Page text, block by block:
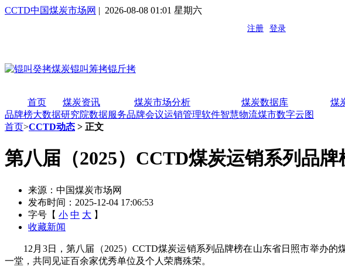
CCTD中国煤炭市场网 | 2026-08-08 01:01 星期六
首页 煤炭资讯 煤炭市场分析 煤炭数据库 煤
品牌榜大数据研究院数据服务品牌会议运销管理软件智慧物流煤市数字云图
首页>CCTD动态 > 正文
第八届（2025）CCTD煤炭运销系列品
来源：中国煤炭市场网
发布时间：2025-12-04 17:06:53
字号【 小 中 大 】
收藏新闻
12月3日，第八届（2025）CCTD煤炭运销系列品牌榜在山东省日照市举办的
一堂，共同见证百余家优秀单位及个人荣膺殊荣。